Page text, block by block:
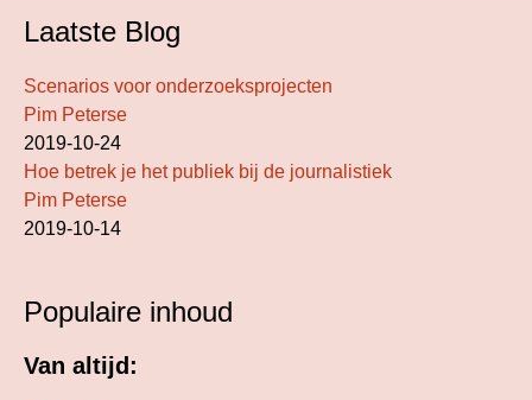
Laatste Blog
Scenarios voor onderzoeksprojecten
Pim Peterse
2019-10-24
Hoe betrek je het publiek bij de journalistiek
Pim Peterse
2019-10-14
Populaire inhoud
Van altijd: